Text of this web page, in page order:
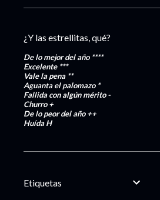
¿Y las estrellitas, qué?
De lo mejor del año ****
Excelente***
Vale la pena **
Aguanta el palomazo *
Fallida con algún mérito-
Churro+
De lo peor del año++
HuídaH
Etiquetas